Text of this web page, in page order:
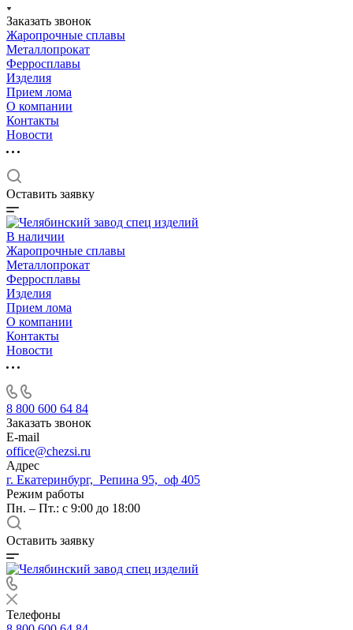
Заказать звонок
Жаропрочные сплавы
Металлопрокат
Ферросплавы
Изделия
Прием лома
О компании
Контакты
Новости
Оставить заявку
В наличии
Жаропрочные сплавы
Металлопрокат
Ферросплавы
Изделия
Прием лома
О компании
Контакты
Новости
8 800 600 64 84
Заказать звонок
E-mail
office@chezsi.ru
Адрес
г. Екатеринбург, Репина 95, оф 405
Режим работы
Пн. – Пт.: с 9:00 до 18:00
Оставить заявку
Телефоны